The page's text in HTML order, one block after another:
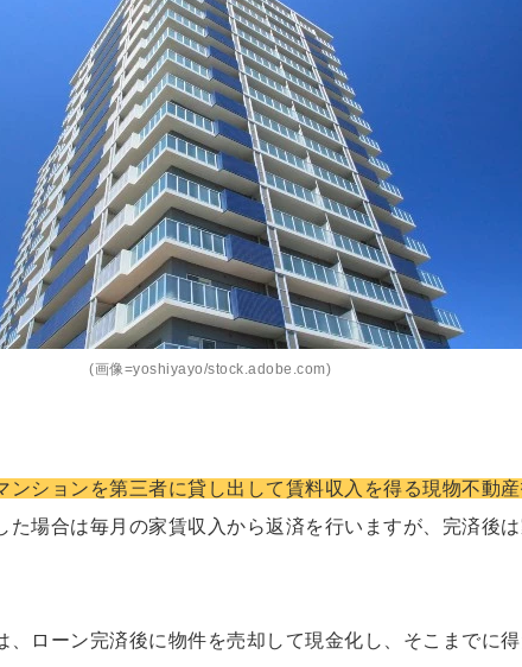
(画像=yoshiyayo/stock.adobe.com)
ンションを第三者に貸し出して賃料収入を得る現物不動
た場合は毎月の家賃収入から返済を行いますが、完済後
、ローン完済後に物件を売却して現金化し、そこまでに